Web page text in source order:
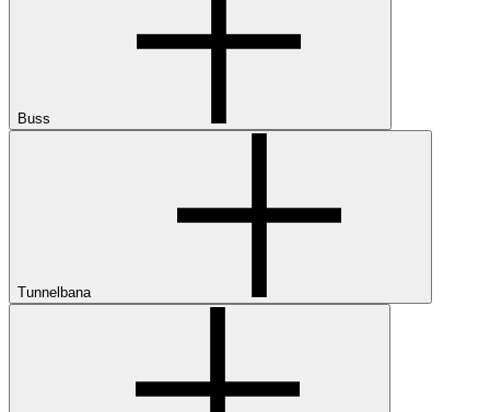
Buss
Tunnelbana